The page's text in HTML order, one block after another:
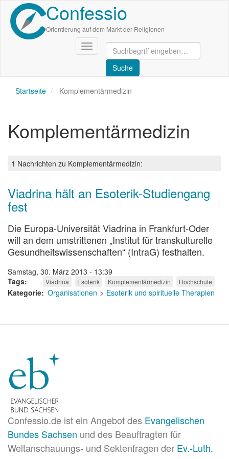
Direkt
zum
Inhalt
Confessio
Orientierung auf dem Markt der Religionen
Navigation
aktivieren/deaktivieren
Startseite Komplementärmedizin
Komplementärmedizin
1 Nachrichten zu Komplementärmedizin:
Viadrina hält an Esoterik-Studiengang
fest
Die Europa-Universität Viadrina in Frankfurt-Oder
will an dem umstrittenen „Institut für transkulturelle
Gesundheitswissenschaften“ (IntraG) festhalten.
Samstag, 30. März 2013 - 13:39
Tags
Viadrina Esoterik Komplementärmedizin Hochschule
Kategorie Organisationen Esoterik und spirituelle Therapien
Confessio.de ist ein Angebot des Evangelischen
Bundes Sachsen und des Beauftragten für
Weltanschauungs- und Sektenfragen der Ev.-Luth.